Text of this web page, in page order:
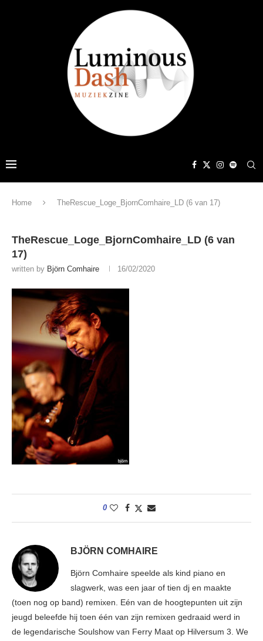
Home TheRescue_Loge_BjornComhaire_LD (6 van 17)
TheRescue_Loge_BjornComhaire_LD (6 van
17)
written by Björn Comhaire 16/02/2020
0
BJÖRN COMHAIRE
Björn Comhaire speelde als kind piano en
slagwerk, was een jaar of tien dj en maakte
(toen nog op band) remixen. Eén van de hoogtepunten uit zijn
jeugd beleefde hij toen één van zijn remixen gedraaid werd in
de legendarische Soulshow van Ferry Maat op Hilversum 3. We